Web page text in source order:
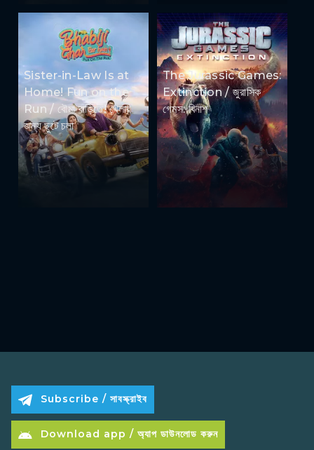
Sister-in-Law Is at
Home! Fun on the
Run / বৌমা বাড়িতে! খেলার
জন্য ছুটে চলা
The Jurassic Games:
Extinction / জুরাসিক
গেমস: বিনাশ
Subscribe / সাবস্ক্রাইব
Download app / অ্যাপ ডাউনলোড করুন